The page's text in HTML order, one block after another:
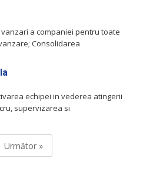
a companiei pentru toate
Consolidarea
echipei in vederea atingerii
supervizarea si
Următor »